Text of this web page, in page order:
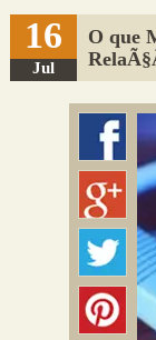
Sugerir Link
Adicionar Blog
Colmeia Exchange
16
Jul
O que